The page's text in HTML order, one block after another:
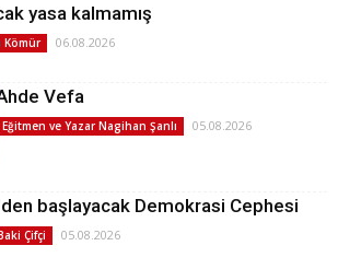
yasa kalmamış
Kömür 06.08.2026
Vefa
Eğitmen ve Yazar Nagihan Şanlı 05.08.2026
başlayacak Demokrasi Cephesi
Çifçi 05.08.2026